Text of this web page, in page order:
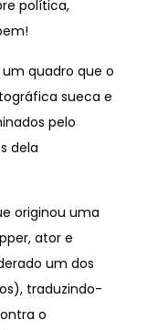
política,
quadro que o
sueca e
pelo
dela
originou uma
ator e
um dos
traduzindo-
o